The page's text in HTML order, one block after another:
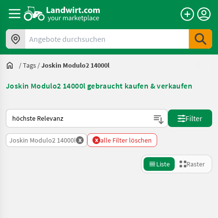
Angebote durchsuchen
/Tags /Joskin Modulo2 14000l
Joskin Modulo2 14000l gebraucht kaufen & verkaufen
So wird auf Landwirt.com sortiert
Filter
Joskin Modulo2 14000l x x alle Filter löschen
Liste Raster